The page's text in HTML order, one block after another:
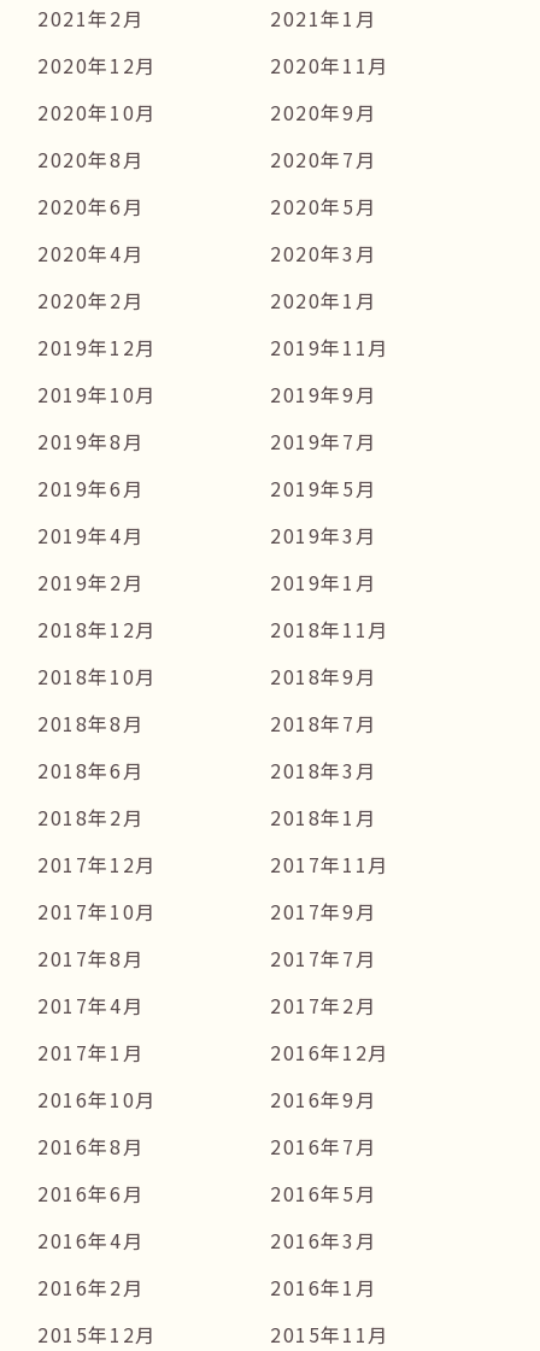
2021年2月
2021年1月
2020年12月
2020年11月
2020年10月
2020年9月
2020年8月
2020年7月
2020年6月
2020年5月
2020年4月
2020年3月
2020年2月
2020年1月
2019年12月
2019年11月
2019年10月
2019年9月
2019年8月
2019年7月
2019年6月
2019年5月
2019年4月
2019年3月
2019年2月
2019年1月
2018年12月
2018年11月
2018年10月
2018年9月
2018年8月
2018年7月
2018年6月
2018年3月
2018年2月
2018年1月
2017年12月
2017年11月
2017年10月
2017年9月
2017年8月
2017年7月
2017年4月
2017年2月
2017年1月
2016年12月
2016年10月
2016年9月
2016年8月
2016年7月
2016年6月
2016年5月
2016年4月
2016年3月
2016年2月
2016年1月
2015年12月
2015年11月